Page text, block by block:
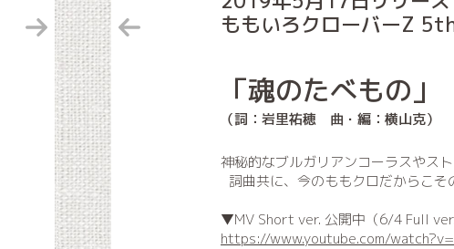
ももいろクローバーZ
「魂のたべもの」
（詞：岩里祐穂 曲・編：横山克）
神秘的なブルガリアンコーラスやス
詞曲共に、今のももクロだからこそ
▼MV Short ver. 公開中（6/4 Full ver.
https://www.youtube.com/